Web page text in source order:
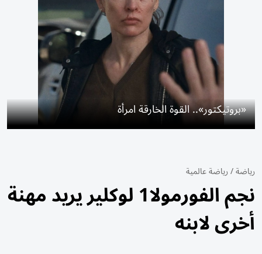
«بروتيكتور».. القوة الخارقة امرأة
رياضة/رياضة عالمية
نجم الفورمولا1 لوكلير يريد مهنة
أخرى لابنه